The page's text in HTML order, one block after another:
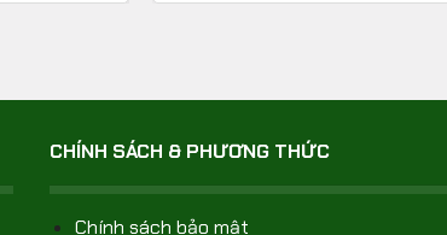
CHÍNH SÁCH & PHƯƠNG THỨC
Chính sách bảo mật